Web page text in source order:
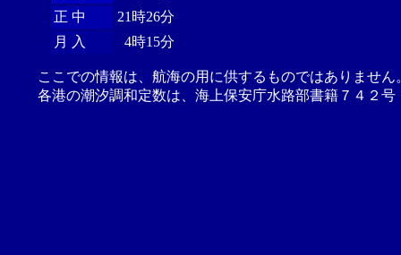
正 中
21時26分
月 入
4時15分
ここでの情報は、航海の用に供するものではありませ
各港の潮汐調和定数は、海上保安庁水路部書籍７４２